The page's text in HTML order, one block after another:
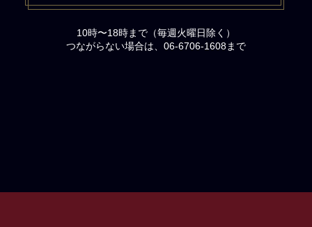
10時〜18時まで（毎週火曜日除く）
つながらない場合は、06-6706-1608まで